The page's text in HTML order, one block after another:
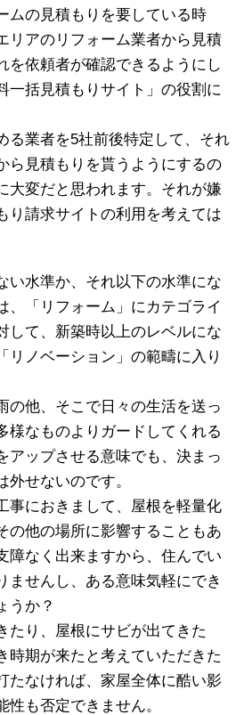
ムの見積もりを要している時
リアのリフォーム業者から見積
を依頼者が確認できるようにし
一括見積もりサイト」の役割に
る業者を5社前後特定して、それ
ら見積もりを貰うようにするの
大変だと思われます。それが嫌
り請求サイトの利用を考えては
い水準か、それ以下の水準にな
、「リフォーム」にカテゴライ
して、新築時以上のレベルにな
リノベーション」の範疇に入り
の他、そこで日々の生活を送っ
様なものよりガードしてくれる
アップさせる意味でも、決まっ
外せないのです。
事におきまして、屋根を軽量化
の他の場所に影響することもあ
障なく出来ますから、住んでい
ませんし、ある意味気軽にでき
うか？
たり、屋根にサビが出てきた
時期が来たと考えていただきた
たなければ、家屋全体に酷い影
も否定できません。